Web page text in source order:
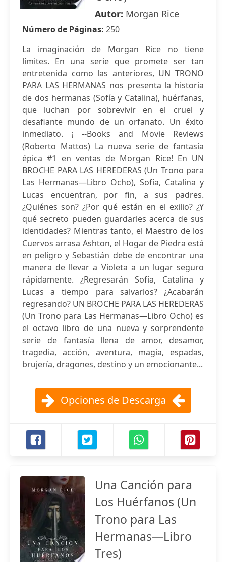
Autor: Morgan Rice
Número de Páginas: 250
La imaginación de Morgan Rice no tiene
límites. En una serie que promete ser tan
entretenida como las anteriores, UN TRONO
PARA LAS HERMANAS nos presenta la historia
de dos hermanas (Sofía y Catalina), huérfanas,
que luchan por sobrevivir en el cruel y
desafiante mundo de un orfanato. Un éxito
inmediato. ¡ --Books and Movie Reviews
(Roberto Mattos) La nueva serie de fantasía
épica #1 en ventas de Morgan Rice! En UN
BROCHE PARA LAS HEREDERAS (Un Trono para
Las Hermanas—Libro Ocho), Sofía, Catalina y
Lucas encuentran, por fin, a sus padres.
¿Quiénes son? ¿Por qué están en el exilio? ¿Y
qué secreto pueden guardarles acerca de sus
identidades? Mientras tanto, el Maestro de los
Cuervos arrasa Ashton, el Hogar de Piedra está
en peligro y Sebastián debe de encontrar una
manera de llevar a Violeta a un lugar seguro
rápidamente. ¿Regresarán Sofía, Catalina y
Lucas a tiempo para salvarlos? ¿Acabarán
regresando? UN BROCHE PARA LAS HEREDERAS
(Un Trono para Las Hermanas—Libro Ocho) es
el octavo libro de una nueva y sorprendente
serie de fantasía llena de amor, desamor,
tragedia, acción, aventura, magia, espadas,
brujería, dragones, destino y un emocionante...
Opciones de Descarga
Una Canción para
Los Huérfanos (Un
Trono para Las
Hermanas—Libro
Tres)